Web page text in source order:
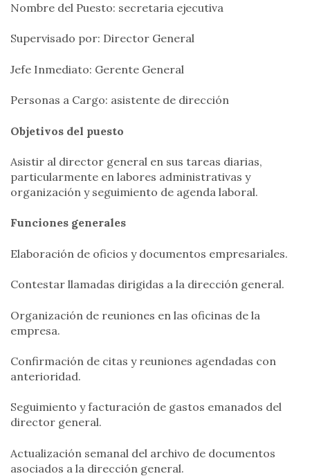
Nombre del Puesto: secretaria ejecutiva
Supervisado por: Director General
Jefe Inmediato: Gerente General
Personas a Cargo: asistente de dirección
Objetivos del puesto
Asistir al director general en sus tareas diarias,
particularmente en labores administrativas y
organización y seguimiento de agenda laboral.
Funciones generales
Elaboración de oficios y documentos empresariales.
Contestar llamadas dirigidas a la dirección general.
Organización de reuniones en las oficinas de la
empresa.
Confirmación de citas y reuniones agendadas con
anterioridad.
Seguimiento y facturación de gastos emanados del
director general.
Actualización semanal del archivo de documentos
asociados a la dirección general.